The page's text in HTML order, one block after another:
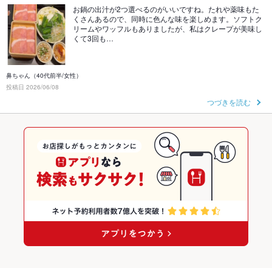
お鍋の出汁が2つ選べるのがいいですね。たれや薬味もた
くさんあるので、同時に色んな味を楽しめます。ソフトク
リームやワッフルもありましたが、私はクレープが美味し
くて3回も…
鼻ちゃん（40代前半/女性）
投稿日 2026/06/08
つづきを読む